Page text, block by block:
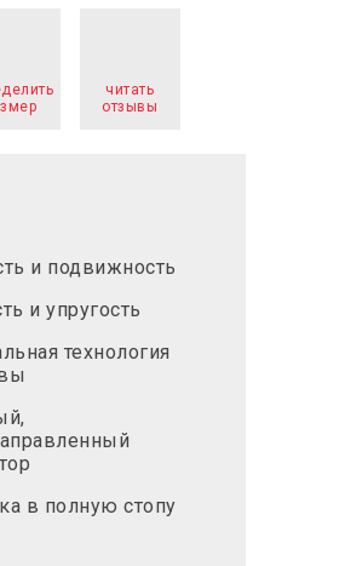
читать
отзывы
и подвижность
и упругость
технология
в полную стопу